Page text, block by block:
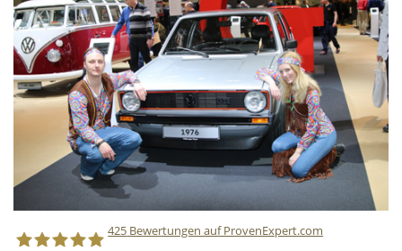
425 Bewertungen auf ProvenExpert.com